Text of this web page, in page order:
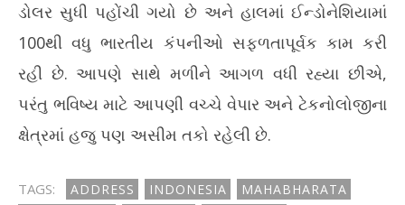
ડોલર સુધી પહોંચી ગયો છે અને હાલમાં ઈન્ડોનેશિયામાં
100થી વધુ ભારતીય કંપનીઓ સફળતાપૂર્વક કામ કરી
રહી છે. આપણે સાથે મળીને આગળ વધી રહ્યા છીએ,
પરંતુ ભવિષ્ય માટે આપણી વચ્ચે વેપાર અને ટેકનોલોજીના
ક્ષેત્રમાં હજુ પણ અસીમ તકો રહેલી છે.
TAGS: ADDRESS INDONESIA
MAHABHARATA